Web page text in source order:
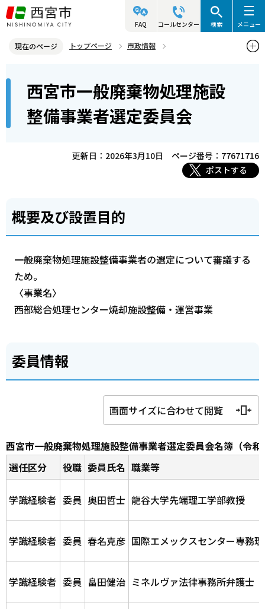
こ
の
ジ
頭
FAQ コールセンター 検索 メニュー
現在のページ トップページ
市政情報
西宮市一般廃棄物処理施設整備事業者選定委員会
西宮市一般廃棄物処理施設
整備事業者選定委員会
更新日：2026年3月10日
ページ番号：77671716
ポストする
概要及び設置目的
一般廃棄物処理施設整備事業者の選定について審議する
ため。
〈事業名〉
西部総合処理センター焼却施設整備・運営事業
委員情報
画面サイズに合わせて閲覧
西宮市一般廃棄物処理施設整備事業者選定委員会名簿（令
選任区分
役職 委員氏名 職業等
学識経験者 委員 奥田哲士 龍谷大学先端理工学部教授
学識経験者 委員 春名克彦 国際エメックスセンター専務
学識経験者 委員 畠田健治 ミネルヴァ法律事務所弁護士